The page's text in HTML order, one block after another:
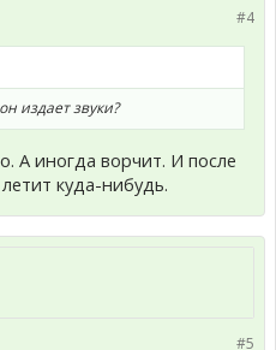
#4
издает звуки?
А иногда ворчит. И после
куда-нибудь.
#5